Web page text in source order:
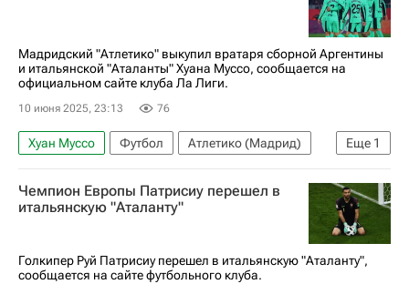
Барселона
Лига чемпионов УЕФА 2026-2027
Мадридский "Атлетико" выкупил вратаря сборной Аргентины
и итальянской "Аталанты" Хуана Муссо, сообщается на
официальном сайте клуба Ла Лиги.
10 июня 2025, 23:13 76
Еще 1
Хуан Муссо Футбол
Атлетико (Мадрид)
Сборная Аргентины по футболу
Чемпион Европы Патрисиу перешел в
итальянскую "Аталанту"
Голкипер Руй Патрисиу перешел в итальянскую "Аталанту",
сообщается на сайте футбольного клуба.